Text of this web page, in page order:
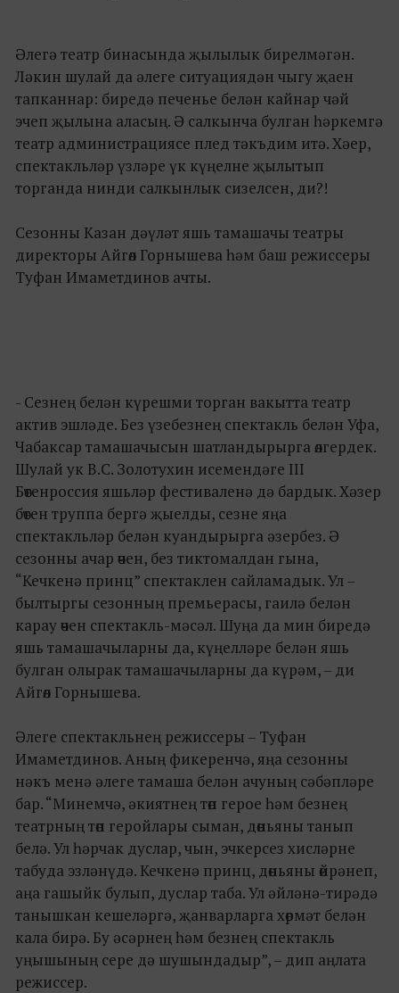
Әлегә театр бинасында җылылык бирелмәгән.
Ләкин шулай да әлеге ситуациядән чыгу җаен
тапканнар: биредә печенье белән кайнар чәй
эчеп җылына аласың. Ә салкынча булган һәркемгә
театр администрациясе плед тәкъдим итә. Хәер,
спектакльләр үзләре үк күңелне җылытып
торганда нинди салкынлык сизелсен, ди?!
Сезонны Казан дәүләт яшь тамашачы театры
директоры Айгөл Горнышева һәм баш режиссеры
Туфан Имаметдинов ачты.
- Сезнең белән күрешми торган вакытта театр
актив эшләде. Без үзебезнең спектакль белән Уфа,
Чабаксар тамашачысын шатландырырга өлгердек.
Шулай ук В.С. Золотухин исемендәге III
Бөтенроссия яшьләр фестиваленә дә бардык. Хәзер
бөтен труппа бергә җыелды, сезне яңа
спектакльләр белән куандырырга әзербез. Ә
сезонны ачар өчен, без тиктомалдан гына,
“Кечкенә принц” спектаклен сайламадык. Ул –
былтыргы сезонның премьерасы, гаилә белән
карау өчен спектакль-мәсәл. Шуңа да мин биредә
яшь тамашачыларны да, күңелләре белән яшь
булган олырак тамашачыларны да күрәм, – ди
Айгөл Горнышева.
Әлеге спектакльнең режиссеры – Туфан
Имаметдинов. Аның фикеренчә, яңа сезонны
нәкъ менә әлеге тамаша белән ачуның сәбәпләре
бар. “Минемчә, әкиятнең төп герое һәм безнең
театрның төп геройлары сыман, дөньяны танып
белә. Ул һәрчак дуслар, чын, эчкерсез хисләрне
табуда эзләнүдә. Кечкенә принц, дөньяны өйрәнеп,
аңа гашыйк булып, дуслар таба. Ул әйләнә-тирәдә
танышкан кешеләргә, җанварларга хөрмәт белән
кала бирә. Бу әсәрнең һәм безнең спектакль
уңышының сере дә шушындадыр”, – дип аңлата
режиссер.